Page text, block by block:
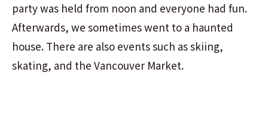
party was held from noon and everyone had fun.
Afterwards, we sometimes went to a haunted
house. There are also events such as skiing,
skating, and the Vancouver Market.